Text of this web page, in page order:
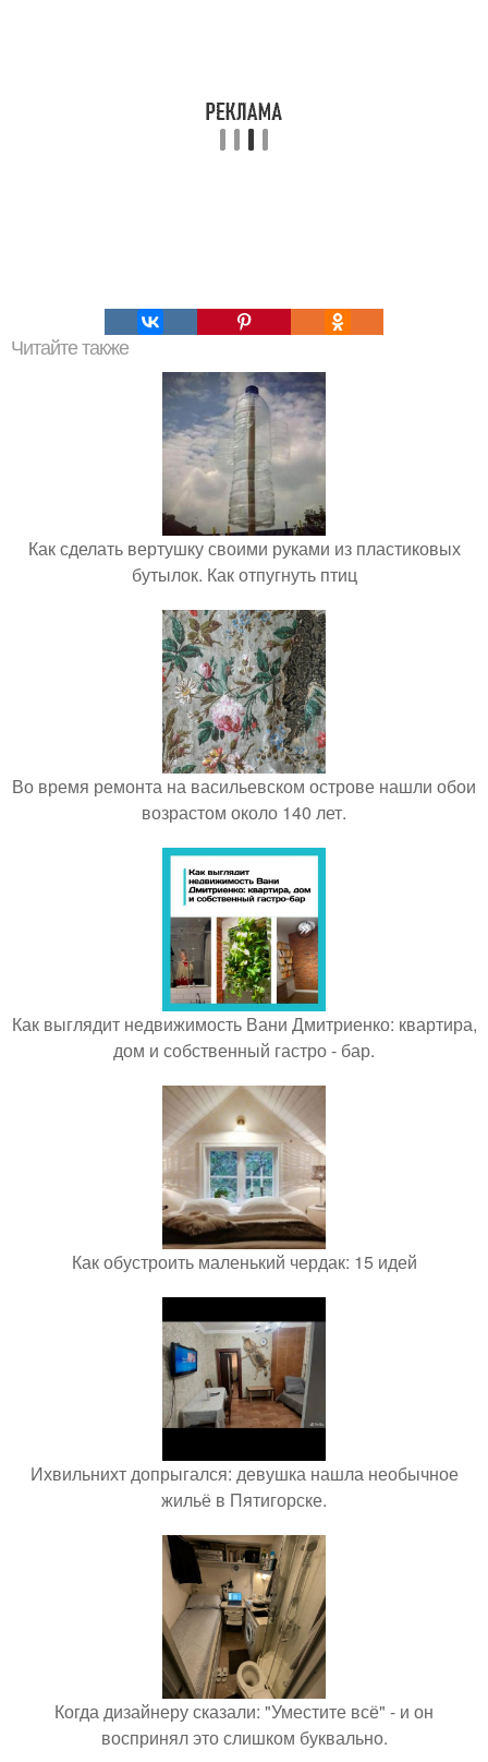
Читайте также
Как сделать вертушку своими руками из пластиковых
бутылок. Как отпугнуть птиц
Во время ремонта на васильевском острове нашли обои
возрастом около 140 лет.
Как выглядит недвижимость Вани Дмитриенко: квартира,
дом и собственный гастро - бар.
Как обустроить маленький чердак: 15 идей
Ихвильнихт допрыгался: девушка нашла необычное
жильё в Пятигорске.
Когда дизайнеру сказали: "Уместите всё" - и он
воспринял это слишком буквально.